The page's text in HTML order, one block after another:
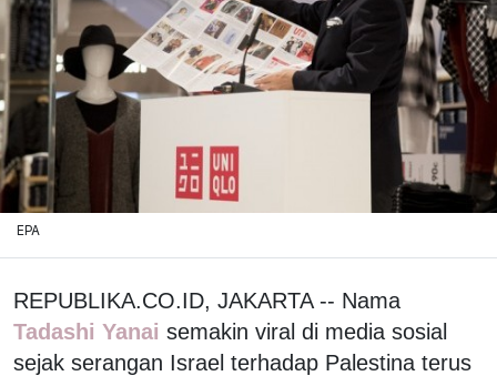
EPA
REPUBLIKA.CO.ID, JAKARTA -- Nama
Tadashi Yanai semakin viral di media sosial
sejak serangan Israel terhadap Palestina terus